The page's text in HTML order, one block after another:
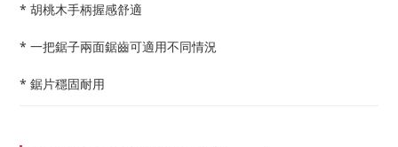
* 胡桃木手柄握感舒適
* 一把鋸子兩面鋸齒可適用不同情況
* 鋸片穩固耐用